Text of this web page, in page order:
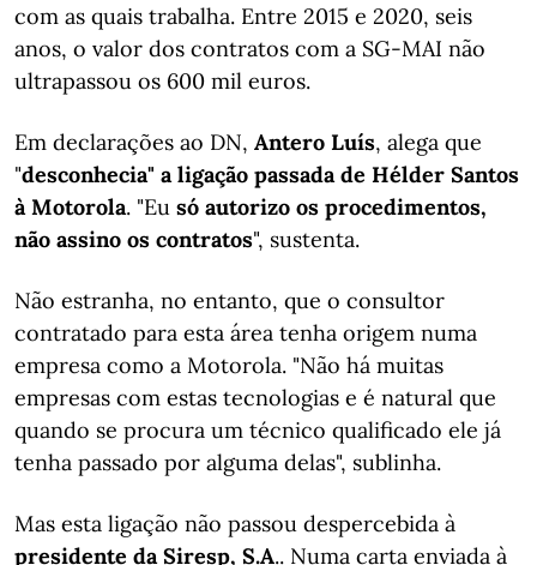
com as quais trabalha. Entre 2015 e 2020, seis
anos, o valor dos contratos com a SG-MAI não
ultrapassou os 600 mil euros.
Em declarações ao DN, Antero Luís, alega que
"desconhecia" a ligação passada de Hélder Santos
à Motorola. "Eu só autorizo os procedimentos,
não assino os contratos", sustenta.
Não estranha, no entanto, que o consultor
contratado para esta área tenha origem numa
empresa como a Motorola. "Não há muitas
empresas com estas tecnologias e é natural que
quando se procura um técnico qualificado ele já
tenha passado por alguma delas", sublinha.
Mas esta ligação não passou despercebida à
presidente da Siresp, S.A.. Numa carta enviada à